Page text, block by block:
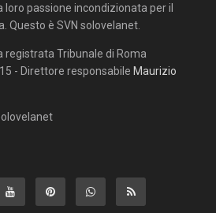
passione incondizionata per il
Questo è SVN solovelanet.
registrata Tribunale di Roma
- Direttore responsabile Maurizio